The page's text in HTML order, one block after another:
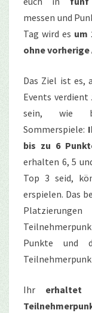
messen und
Tag wird es um
ohne vorherige
Das Ziel ist es,
Events verdient
sein, wie
Sommerspiele:
bis zu 6
erhalten 6, 5
Top 3 seid,
erspielen. Das
Punkte und
Ihr erhaltet